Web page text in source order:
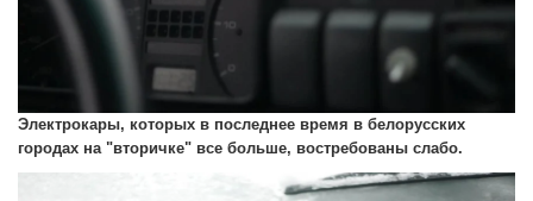
Электрокары, которых в последнее время в белорусских
городах на "вторичке" все больше, востребованы слабо.